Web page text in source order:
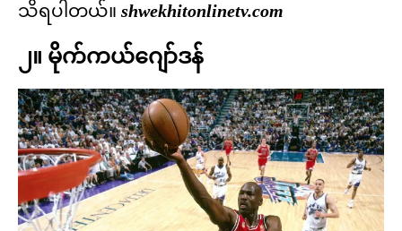
သိရပါတယ်။ shwekhitonlinetv.com
၂။ မိုက်ကယ်ဂျော်ဒန်